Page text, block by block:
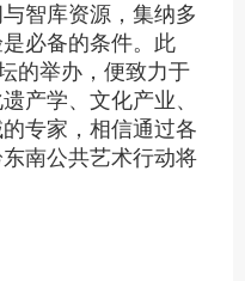
智库资源，集纳多
必备的条件。此
的举办，便致力于
产学、文化产业、
专家，相信通过各
南公共艺术行动将